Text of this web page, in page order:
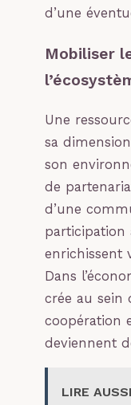
d’une
Mobiliser
Une
sa
son
de
d’une
participation
enrichissent
Dans
crée au sein
coopération
deviennent
LIRE AUSSI